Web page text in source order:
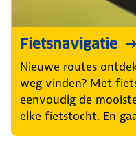
Fietsnavigatie
Nieuwe routes
weg vinden? Met
eenvoudig de
elke fietstocht. En